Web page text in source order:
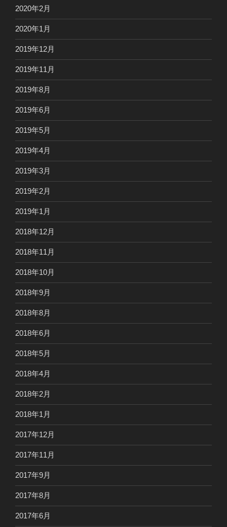
2020年2月
2020年1月
2019年12月
2019年11月
2019年8月
2019年6月
2019年5月
2019年4月
2019年3月
2019年2月
2019年1月
2018年12月
2018年11月
2018年10月
2018年9月
2018年8月
2018年6月
2018年5月
2018年4月
2018年2月
2018年1月
2017年12月
2017年11月
2017年9月
2017年8月
2017年6月